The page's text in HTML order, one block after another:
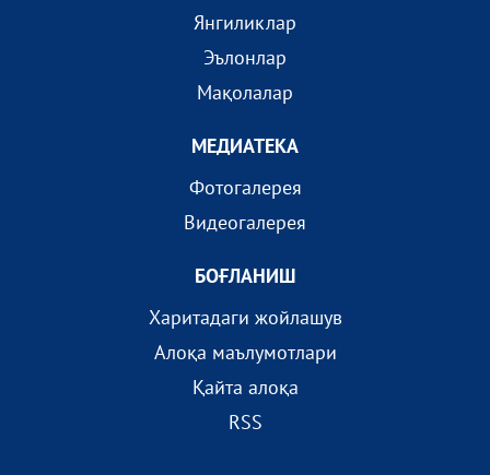
Янгиликлар
Эълонлар
Мақолалар
МEДИАТEКА
Фотогалерея
Видеогалерея
БОҒЛАНИШ
Харитадаги жойлашув
Алоқа маълумотлари
Қайта алоқа
RSS